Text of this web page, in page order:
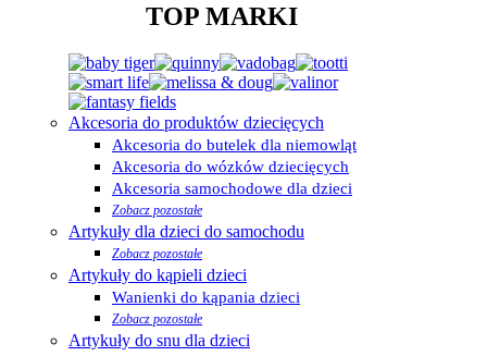
TOP MARKI
Akcesoria do produktów dziecięcych
Akcesoria do butelek dla niemowląt
Akcesoria do wózków dziecięcych
Akcesoria samochodowe dla dzieci
Zobacz pozostałe
Artykuły dla dzieci do samochodu
Zobacz pozostałe
Artykuły do kąpieli dzieci
Wanienki do kąpania dzieci
Zobacz pozostałe
Artykuły do snu dla dzieci